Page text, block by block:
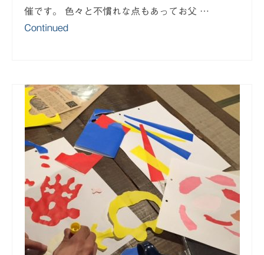
催です。 色々と不慣れな点もあってお父 …
Continued